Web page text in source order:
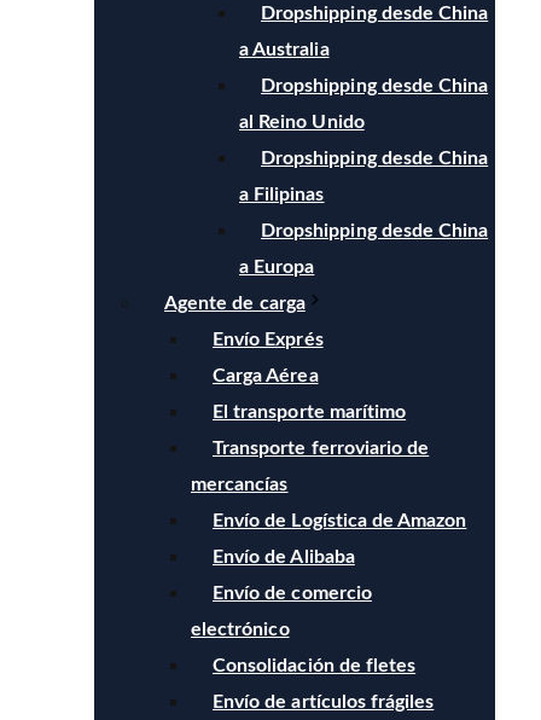
Dropshipping desde China
a Australia
Dropshipping desde China
al Reino Unido
Dropshipping desde China
a Filipinas
Dropshipping desde China
a Europa
Agente de carga
Envío Exprés
Carga Aérea
El transporte marítimo
Transporte ferroviario de
mercancías
Envío de Logística de Amazon
Envío de Alibaba
Envío de comercio
electrónico
Consolidación de fletes
Envío de artículos frágiles